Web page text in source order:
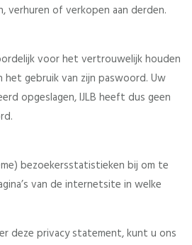
verhuren of verkopen aan derden.
voor het vertrouwelijk houden
het gebruik van zijn paswoord. Uw
opgeslagen, IJLB heeft dus geen
bezoekersstatistieken bij om te
van de internetsite in welke
deze privacy statement, kunt u ons